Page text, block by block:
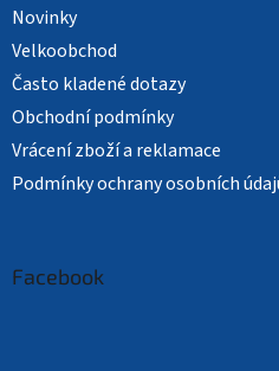
Novinky
Velkoobchod
Často kladené dotazy
Obchodní podmínky
Vrácení zboží a reklamace
Podmínky ochrany osobních
Facebook